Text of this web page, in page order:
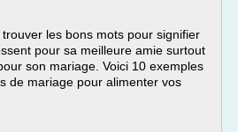
les bons mots pour signifier
pour sa meilleure amie surtout
son mariage. Voici 10 exemples
de mariage pour alimenter vos